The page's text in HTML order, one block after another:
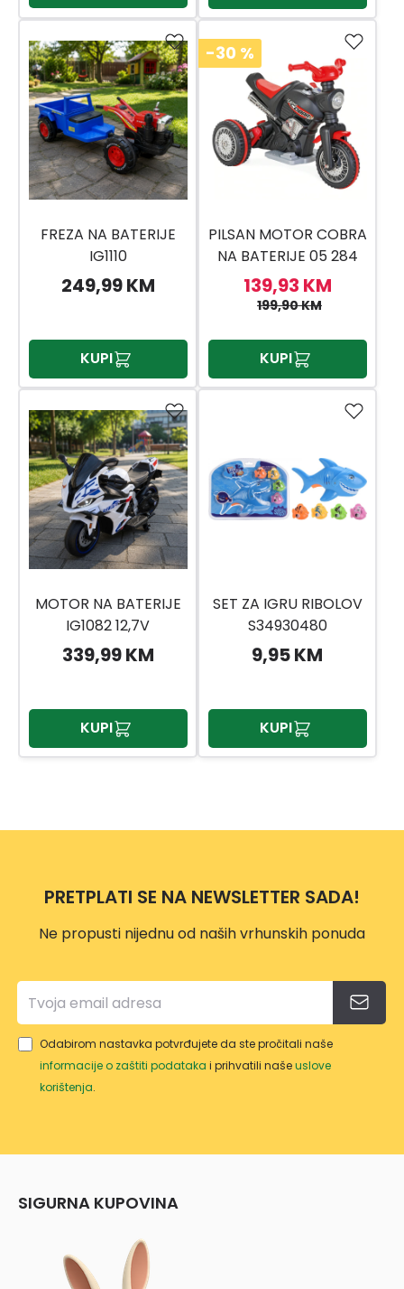
FREZA NA BATERIJE
IG1110
249,99 KM
KUPI
-30 %
PILSAN MOTOR COBRA
NA BATERIJE 05 284
139,93 KM
199,90 KM
KUPI
MOTOR NA BATERIJE
IG1082 12,7V
339,99 KM
KUPI
SET ZA IGRU RIBOLOV
S34930480
9,95 KM
KUPI
PRETPLATI SE NA NEWSLETTER SADA!
Ne propusti nijednu od naših vrhunskih ponuda
Odabirom nastavka potvrđujete da ste pročitali naše
informacije o zaštiti podataka i prihvatili našeuslove
korištenja.
SIGURNA KUPOVINA